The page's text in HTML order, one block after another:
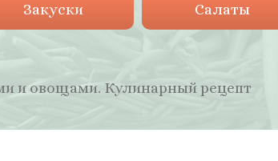
Закуски Салаты
и овощами. Кулинарный рецепт